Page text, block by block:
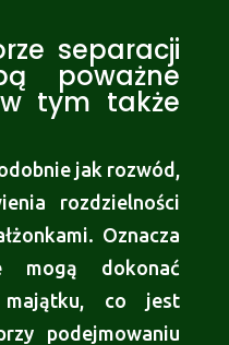
separacji
poważne
tym także
jak rozwód,
rozdzielności
Oznacza
mogą dokonać
majątku, co jest
podejmowaniu